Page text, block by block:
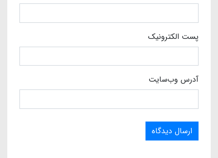
پست الکترونیک
آدرس وب‌سایت
ارسال دیدگاه